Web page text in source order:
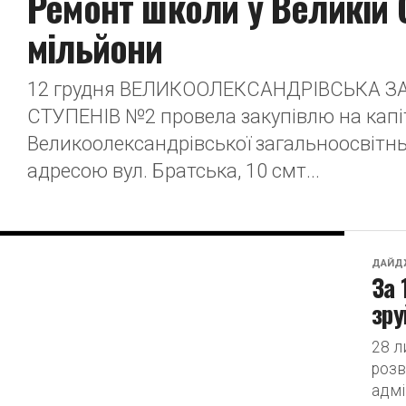
мільйони
12 грудня ВЕЛИКООЛЕКСАНДРІВСЬКА
СТУПЕНІВ №2 провела закупівлю на
Великоолександрівської
адресою вул. Братська, 10 смт...
За
28